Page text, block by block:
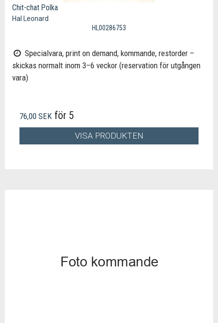
Chit-chat Polka
Hal Leonard
HL00286753
Specialvara, print on demand, kommande, restorder –
skickas normalt inom 3–6 veckor (reservation för utgången
vara)
76,00 SEK för 5
VISA PRODUKTEN